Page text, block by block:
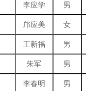
李应学 男
邝应美 女
王新福 男
朱军 男
李春明 男